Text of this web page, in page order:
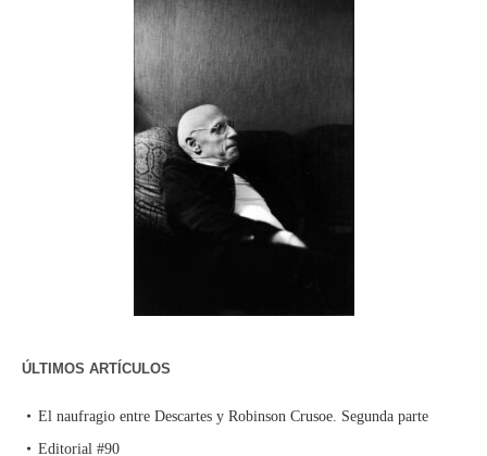
ÚLTIMOS ARTÍCULOS
El naufragio entre Descartes y Robinson Crusoe. Segunda parte
Editorial #90